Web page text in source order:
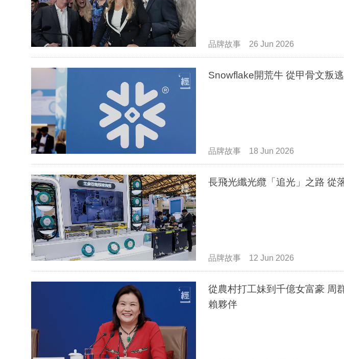
品牌故事 26 Jun 2026
Snowflake開荒牛 從甲骨文叛
品牌故事 18 Jun 2026
長飛光
品牌故事 12 Jun 2026
從農村打工妹到千億女富豪 周
賴夥伴